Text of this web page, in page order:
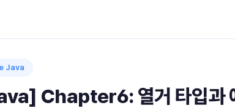
Java
Chapter6: 열거 타입과